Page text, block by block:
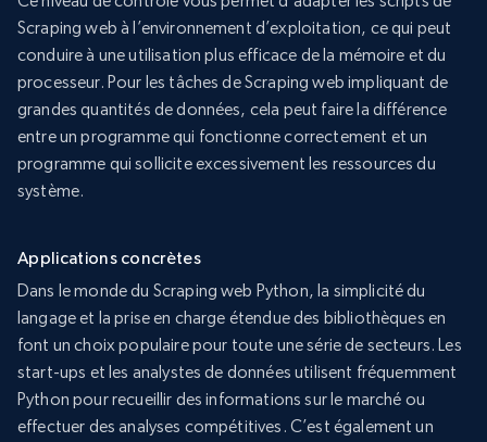
Scraping web à l’environnement d’exploitation, ce qui peut
conduire à une utilisation plus efficace de la mémoire et du
processeur. Pour les tâches de Scraping web impliquant de
grandes quantités de données, cela peut faire la différence
entre un programme qui fonctionne correctement et un
programme qui sollicite excessivement les ressources du
système.
Applications concrètes
Dans le monde du Scraping web Python, la simplicité du
langage et la prise en charge étendue des bibliothèques en
font un choix populaire pour toute une série de secteurs. Les
start-ups et les analystes de données utilisent fréquemment
Python pour recueillir des informations sur le marché ou
effectuer des analyses compétitives. C’est également un